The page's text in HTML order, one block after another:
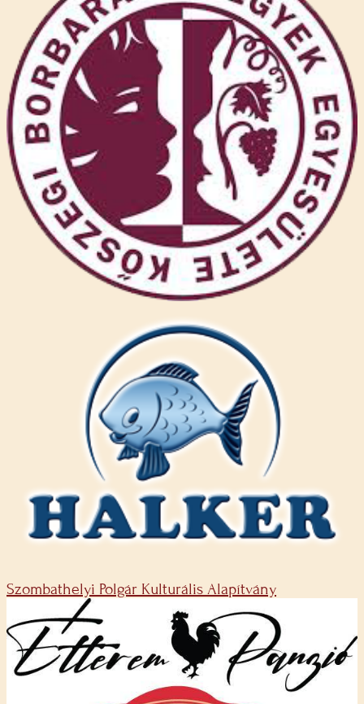
Szombathelyi Polgár Kulturális Alapítvány